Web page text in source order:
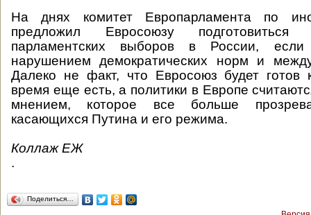
На днях комитет Европарламента по
предложил Евросоюзу
парламентских выборов в России,
нарушением демократических норм и
Далеко не факт, что Евросоюз будет готов
время еще есть, а политики в Европе
мнением, которое все больше
касающихся Путина и его режима.
Коллаж ЕЖ
.
Поделиться…